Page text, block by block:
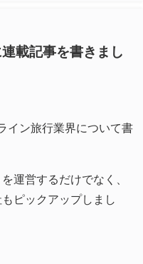
連載記事を書きまし
イン旅行業界について書
運営するだけでなく、
ピックアップしまし